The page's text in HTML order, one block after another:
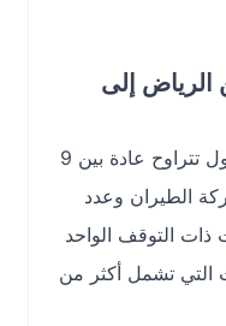
إلى
مدة طيران من الرياض إلى ليفربول تتراوح عادة بين 9
وعدد
الواحد
تشمل أكثر من